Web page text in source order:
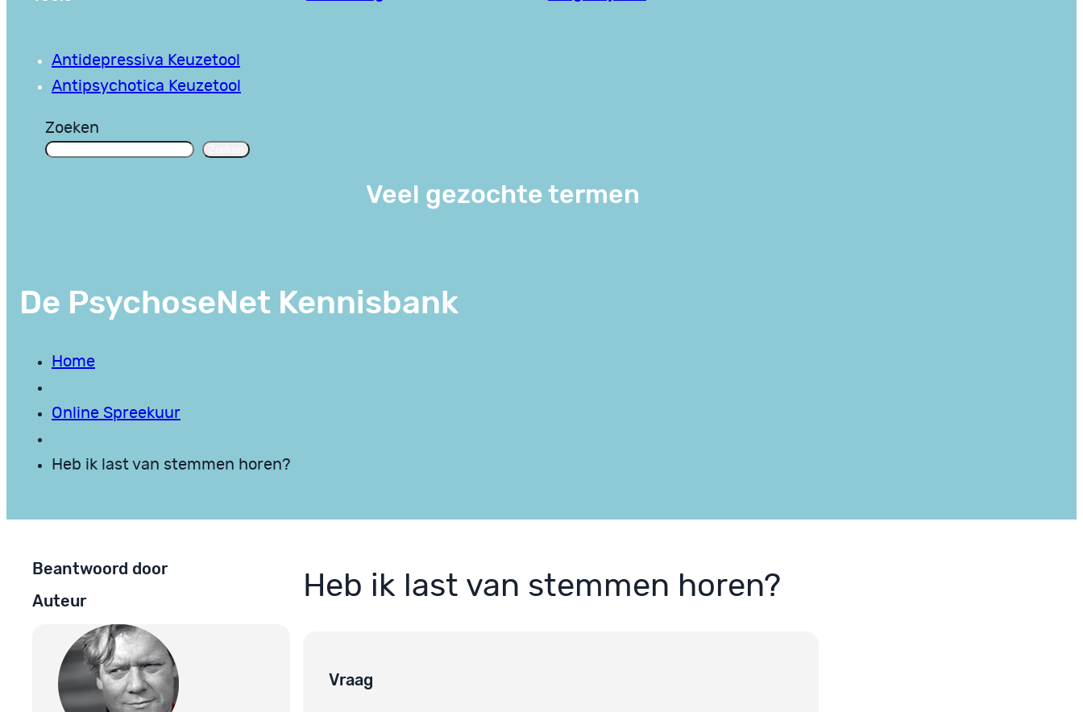
Antidepressiva Keuzetool
Antipsychotica Keuzetool
Zoeken
Veel gezochte termen
De PsychoseNet Kennisbank
Home
Online Spreekuur
Heb ik last van stemmen horen?
Beantwoord door
Auteur
Heb ik last van stemmen horen?
Vraag